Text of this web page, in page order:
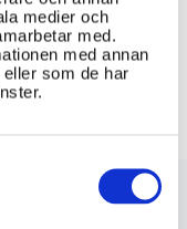
medier och
med.
med annan
som de har